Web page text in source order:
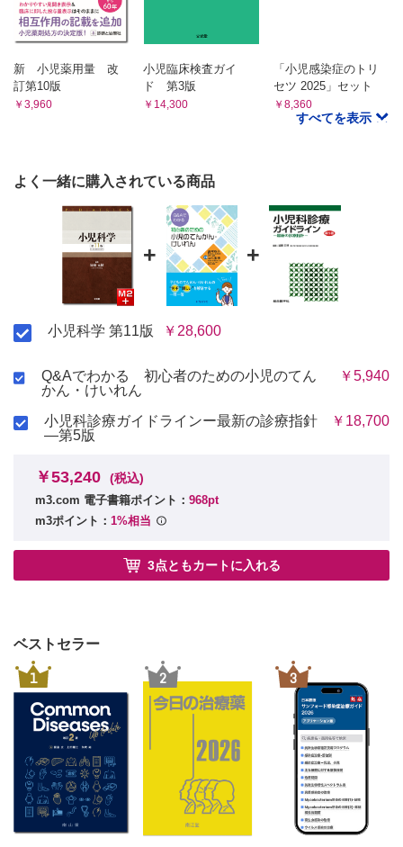
第53章 薬物投与の基本的考え方
第54章 正常数値など
索引
新 小児薬用量 改
訂第10版
￥3,960
小児臨床検査ガイ
ド 第3版
￥14,300
「小児感染症のトリ
セツ 2025」セット
￥8,360
すべてを表示
よく一緒に購入されている商品
+ +
小児科学 第11版 ￥28,600
Q&Aでわかる 初心者のための小児のてん
かん・けいれん
￥5,940
小児科診療ガイドラインー最新の診療指針
―第5版
￥18,700
￥53,240 (税込)
m3.com 電子書籍ポイント： 968pt
m3ポイント： 1%相当
3点ともカートに入れる
ベストセラー
1 2 3